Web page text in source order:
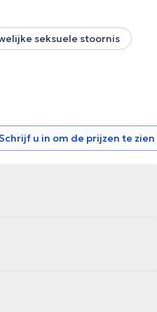
seksuele stoornis
Schrijf u in om de prijzen te zien